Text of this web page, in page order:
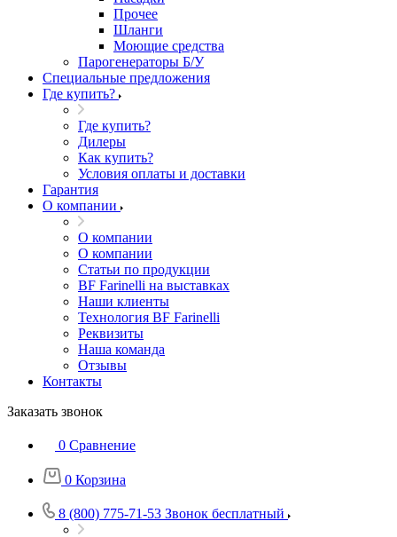
Прочее
Шланги
Моющие средства
Парогенераторы Б/У
Специальные предложения
Где купить?
Где купить?
Дилеры
Как купить?
Условия оплаты и доставки
Гарантия
О компании
О компании
О компании
Статьи по продукции
BF Farinelli на выставках
Наши клиенты
Технология BF Farinelli
Реквизиты
Наша команда
Отзывы
Контакты
Заказать звонок
0 Сравнение
0 Корзина
8 (800) 775-71-53 Звонок бесплатный